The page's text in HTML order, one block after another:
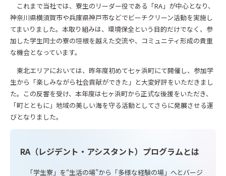
これまで当社では、寮生のリーダー役である「RA」が中心となり、
神奈川県横須賀市や兵庫県神戸市などでビーチクリーン活動を実施し
てまいりました。本取り組みは、環境保全という目的だけでなく、参
加した学生同士の寮の垣根を越えた交流や、コミュニティ形成の貴重
な機会となっています。
東北エリアにおいては、昨年度初めて七ヶ浜町にて開催し、参加学
生から「楽しみながら社会貢献ができた」と大変好評をいただきまし
た。この反響を受け、本年度は七ヶ浜町から正式な後援をいただき、
「町とともに」地域の美しい海を守る活動としてさらに発展させる運
びとなりました。
RA（レジデント・アシスタント）プログラムとは
「学生寮」を“生活の場”から「多様な経験の場」へとバージ